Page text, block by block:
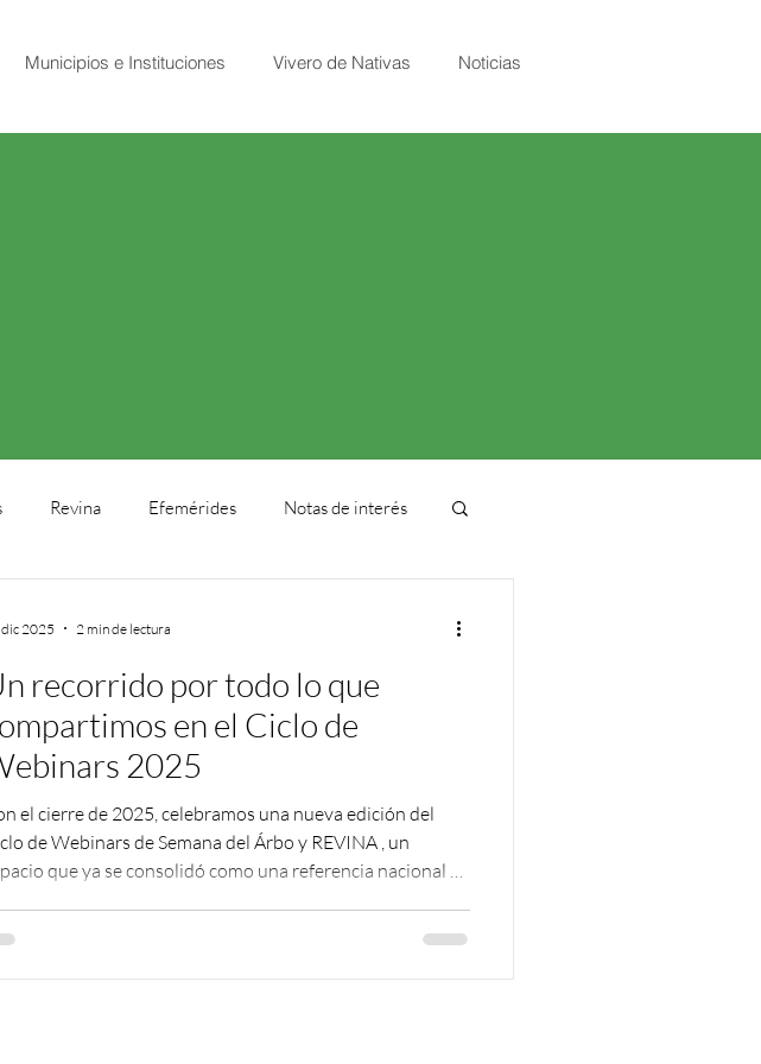
Municipios e Instituciones Vivero de Nativas Noticias
Revina Efemérides Notas de interés
recorrido por todo lo que
en el Ciclo de
2025
el cierre de 2025, celebramos una nueva edición del
de Webinars de Semana del Árbo y REVINA , un
que ya se consolidó como una referencia nacional en
de flora nativa. Este año realizamos 33
instituciones, estudiantes, viveristas, técnicos
2025 2 min de lectura